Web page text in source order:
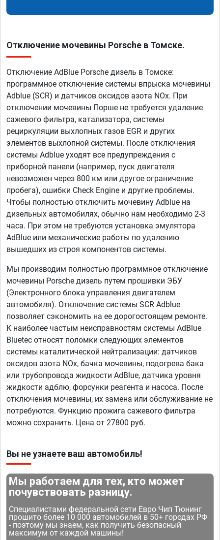
Отключение мочевины Porsche в Томске.
Отключение AdBlue Porsche дизель в Томске:
программное отключение системы впрыска мочевины
Adblue (SCR) и датчиков оксидов азота NOx. При
отключении мочевины Порше не требуется удаление
сажевого фильтра, катализатора, системы
рециркуляции выхлопных газов EGR и других
элементов выхлопной системы. После отключения
системы Adblue уходят все предупреждения с
приборной панели (например, пуск двигателя
невозможен через 800 км или другое ограничение
пробега), ошибки Check Engine и другие проблемы.
Чтобы полностью отключить мочевину Adblue на
дизельных автомобилях, обычно нам необходимо 2-3
часа. При этом не требуются установка эмулятора
AdBlue или механические работы по удалению
вышедших из строя компонентов системы.
Мы производим полностью программное отключение
мочевины Porsche дизель путем прошивки ЭБУ
(Электронного блока управления двигателем
автомобиля). Отключение системы SCR Adblue
позволяет сэкономить на ее дорогостоящем ремонте.
К наиболее частым неисправностям системы AdBlue
Bluetec относят поломки следующих элементов
системы каталитической нейтрализации: датчиков
оксидов азота NOx, бачка мочевины, подогрева бака
или трубопровода жидкости AdBlue, датчика уровня
жидкости адблю, форсунки реагента и насоса. После
отключения мочевины, их замена или обслуживание не
потребуются. Функцию прожига сажевого фильтра
можно сохранить. Цена от 27800 руб.
Вы не узнаете ваш автомобиль!
Мы работаем для тех, кто может
почувствовать разницу.
Специалистами федеральной сети Евро Чип Тюнинг
прошито более 10 000 автомобилей в 50+ городах РФ
- поэтому мы знаем, как получить безопасный
максимум от каждой машины!